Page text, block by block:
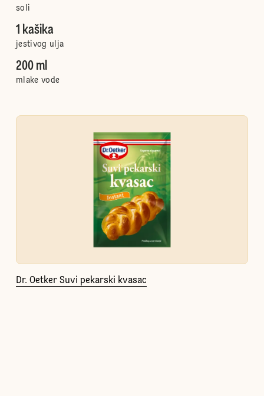
soli
1 kašika
jestivog ulja
200 ml
mlake vode
Dr. Oetker Suvi pekarski kvasac